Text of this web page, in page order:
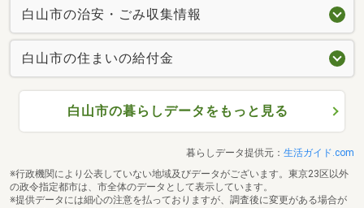
白山市の治安・ごみ収集情報
白山市の住まいの給付金
白山市の暮らしデータをもっと見る
暮らしデータ提供元： 生活ガイド.com
※行政機関により公表していない地域及びデータがございます。東京23区以外
の政令指定都市は、市全体のデータとして表示しています。
※提供データには細心の注意を払っておりますが、調査後に変更がある場合が